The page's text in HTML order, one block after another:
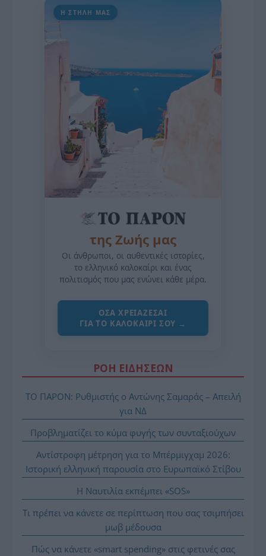
Η ΣΤΗΛΗ ΜΑΣ
της Ζωής μας
Οι άνθρωποι, οι αυθεντικές ιστορίες,
το ελληνικό καλοκαίρι και ένας
πολιτισμός που μας ενώνει κάθε μέρα.
ΌΣΑ ΧΡΕΙΆΖΕΣΑΙ
ΓΙΑ ΤΟ ΚΑΛΟΚΑΊΡΙ ΣΟΥ →
ΡΟΗ ΕΙΔΗΣΕΩΝ
ΤΟ ΠΑΡΟΝ: Ρυθμιστής ο Αντώνης Σαμαράς – Απειλή
για ΝΔ
Προβληματίζει το κύμα φυγής των συνταξιούχων
Αντίστροφη μέτρηση για το Μπέρμιγχαμ 2026:
Ιστορική ελληνική παρουσία στο Ευρωπαϊκό Στίβου
Η Ναυτιλία εκπέμπει «SOS»
Τι πρέπει να κάνετε σε περίπτωση που σας τσιμπήσει
μωβ μέδουσα
Πώς να κάνετε «smart spending» στις φετινές σας